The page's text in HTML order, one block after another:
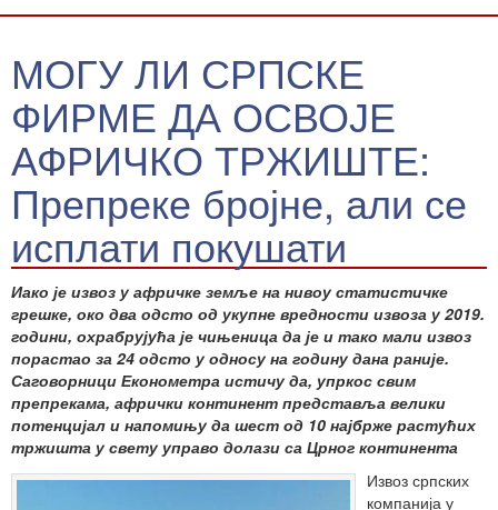
МОГУ ЛИ СРПСКЕ
ФИРМЕ ДА ОСВОЈЕ
АФРИЧКО ТРЖИШТЕ:
Препреке бројне, али се
исплати покушати
Иако је извоз у афричке земље на нивоу статистичке
грешке, око два одсто од укупне вредности извоза у 2019.
години, охрабрујућа је чињеница да је и тако мали извоз
порастао за 24 одсто у односу на годину дана раније.
Саговорници Економетра истичу да, упркос свим
препрекама, афрички континент представља велики
потенцијал и напомињу да шест од 10 најбрже растућих
тржишта у свету управо долази са Црног континента
Извоз српских
компанија у